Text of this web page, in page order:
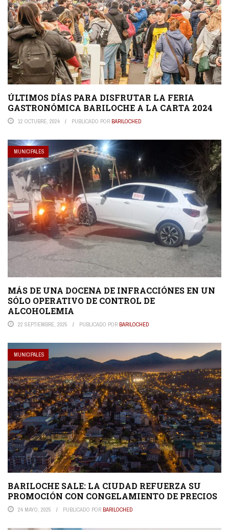
ÚLTIMOS DÍAS PARA DISFRUTAR LA FERIA
GASTRONÓMICA BARILOCHE A LA CARTA 2024
12 OCTUBRE, 2024 PUBLICADO POR BARILOCHED
MUNICIPALES
MÁS DE UNA DOCENA DE INFRACCIÓNES EN UN
SÓLO OPERATIVO DE CONTROL DE
ALCOHOLEMIA
22 SEPTIEMBRE, 2025 PUBLICADO POR BARILOCHED
MUNICIPALES
BARILOCHE SALE: LA CIUDAD REFUERZA SU
PROMOCIÓN CON CONGELAMIENTO DE PRECIOS
24 MAYO, 2025 PUBLICADO POR BARILOCHED